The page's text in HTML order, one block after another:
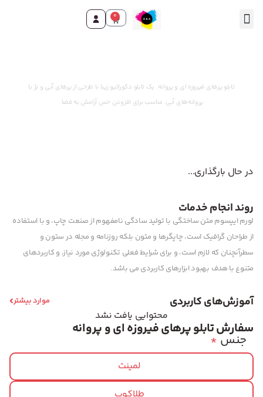
0
تابلو پرهای فیروزه ای و پروانه. یک تابلو دکوراتیو زیبا با طرحی از پرهای آبی و بژ با
پروانه‌های آبی. مناسب برای افزودن حس آرامش به فضا.
در حال بارگذاری...
روند انجام خدمات
لورم ایپسوم متن ساختگی با تولید سادگی نامفهوم از صنعت چاپ، و با استفاده
از طراحان گرافیک است، چاپگرها و متون بلکه روزنامه و مجله در ستون و
سطرآنچنان که لازم است، و برای شرایط فعلی تکنولوژی مورد نیاز، و کاربردهای
متنوع با هدف بهبود ابزارهای کاربردی می باشد.
آموزش‌های کاربردی موارد بیشتر
محتوایی یافت نشد
سفارش تابلو پرهای فیروزه ای و پروانه
*جنس
لمینت